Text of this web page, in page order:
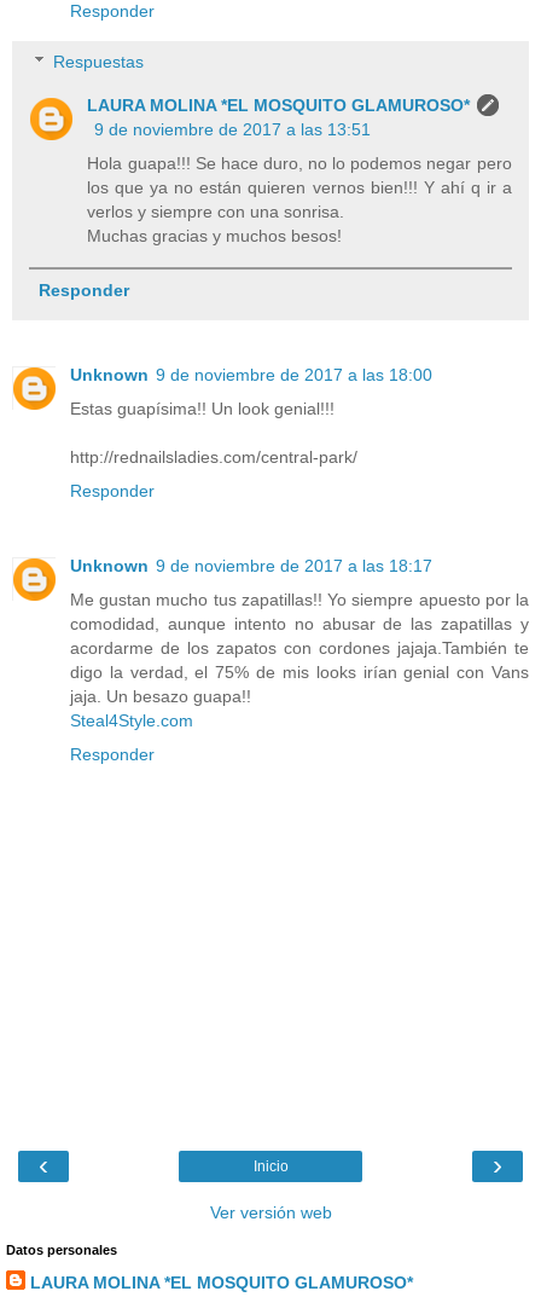
Responder
Respuestas
LAURA MOLINA *EL MOSQUITO GLAMUROSO*
9 de noviembre de 2017 a las 13:51
Hola guapa!!! Se hace duro, no lo podemos negar pero
los que ya no están quieren vernos bien!!! Y ahí q ir a
verlos y siempre con una sonrisa.
Muchas gracias y muchos besos!
Responder
Unknown 9 de noviembre de 2017 a las 18:00
Estas guapísima!! Un look genial!!!
http://rednailsladies.com/central-park/
Responder
Unknown 9 de noviembre de 2017 a las 18:17
Me gustan mucho tus zapatillas!! Yo siempre apuesto por la
comodidad, aunque intento no abusar de las zapatillas y
acordarme de los zapatos con cordones jajaja.También te
digo la verdad, el 75% de mis looks irían genial con Vans
jaja. Un besazo guapa!!
Steal4Style.com
Responder
‹ ›
Inicio
Ver versión web
Datos personales
LAURA MOLINA *EL MOSQUITO GLAMUROSO*